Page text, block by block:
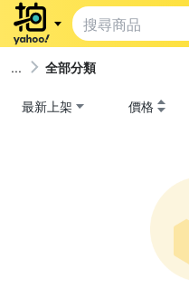
全部分類
最新上架 價格